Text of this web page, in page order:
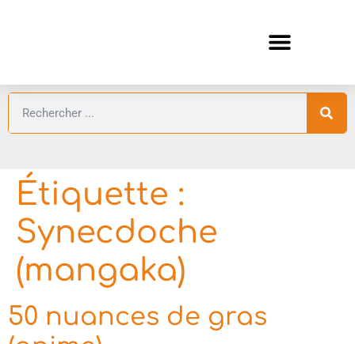
Étiquette :
Synecdoche
(mangaka)
50 nuances de gras